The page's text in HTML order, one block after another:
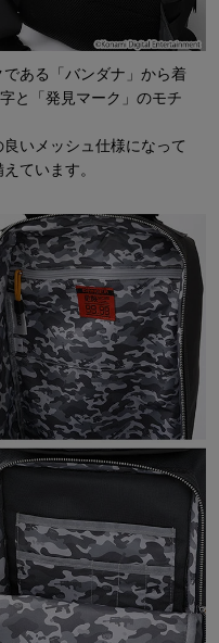
ある「バンダナ」から着
と「発見マーク」のモチ
いメッシュ仕様になって
ています。